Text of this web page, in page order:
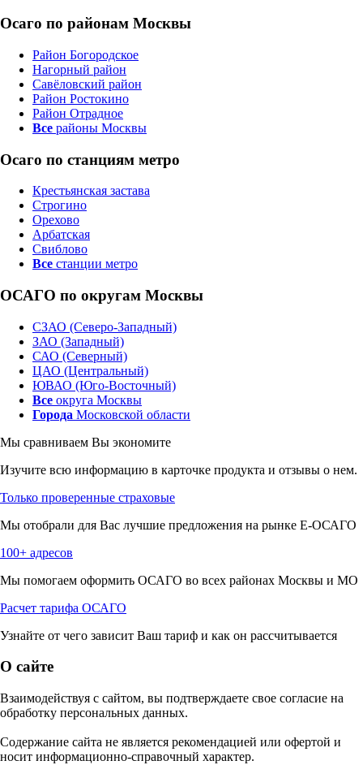
Осаго по районам Москвы
Район Богородское
Нагорный район
Савёловский район
Район Ростокино
Район Отрадное
Все районы Москвы
Осаго по станциям метро
Крестьянская застава
Строгино
Орехово
Арбатская
Свиблово
Все станции метро
ОСАГО по округам Москвы
СЗАО (Северо-Западный)
ЗАО (Западный)
САО (Северный)
ЦАО (Центральный)
ЮВАО (Юго-Восточный)
Все округа Москвы
Города Московской области
Мы сравниваем Вы экономите
Изучите всю информацию в карточке продукта и отзывы о нем.
Только проверенные страховые
Мы отобрали для Вас лучшие предложения на рынке Е-ОСАГО
100+ адресов
Мы помогаем оформить ОСАГО во всех районах Москвы и МО
Расчет тарифа ОСАГО
Узнайте от чего зависит Ваш тариф и как он рассчитывается
О сайте
Взаимодействуя с сайтом, вы подтверждаете свое согласие на
обработку персональных данных.
Содержание сайта не является рекомендацией или офертой и
носит информационно-справочный характер.